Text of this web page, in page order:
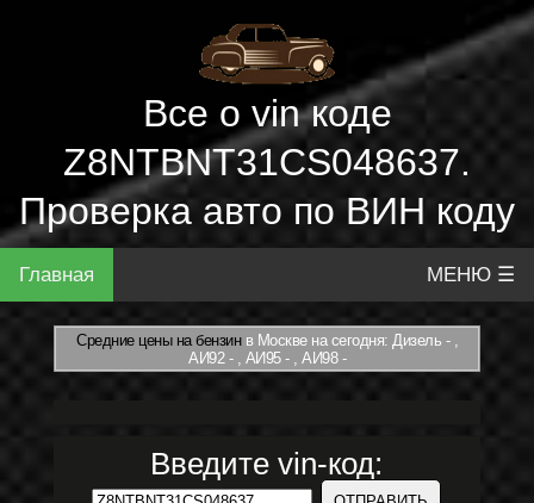
Все о vin коде
Z8NTBNT31CS048637.
Проверка авто по ВИН коду
Главная МЕНЮ ☰
Средние цены на бензинв Москве на сегодня: Дизель - ,
АИ92 - , АИ95 - , АИ98 -
Введите vin-код: